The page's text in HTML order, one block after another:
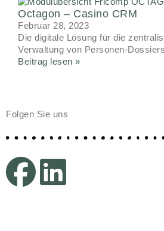
Octagon – Casino CRM
Februar 28, 2023
Die digitale Lösung für die
Verwaltung von Personen-Dossiers
Beitrag lesen »
Folgen Sie uns